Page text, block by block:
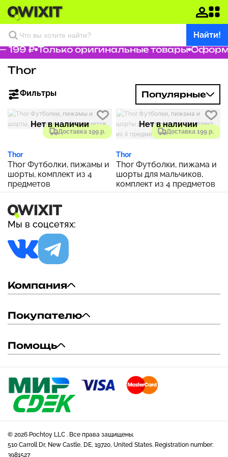
Найти!
199 ₽ Только оригинальные товары
Thor
Фильтры Популярные
Доставка 199 р.
Нет в наличии
Thor
Thor Футболки, пижамы и
шорты, комплект из 4
предметов
Доставка 199 р.
Нет в наличии
Thor
Thor Футболки, пижама и
шорты для мальчиков,
комплект из 4 предметов
Мы в соцсетях:
Компания
Покупателю
Помощь
© 2026 Pochtoy LLC . Все права защищены.
510 Carroll Dr, New Castle, DE, 19720, United States. Registration number:
3981527